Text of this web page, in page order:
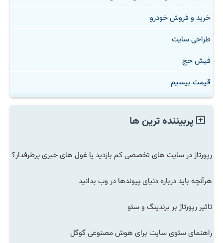
خرید و فروش خودرو
طراحی سایت
فیش حج
قیمت بیسیم
پربیننده ترین ها
رپورتاژ در سایت های تخصصی کم بازدید یا غول های خبری پرطرفدار؟
هرآنچه باید درباره دنیای پیوندها در وب بدانید
تاثیر رپورتاژ بر برندینگ و سئو
راهنمای سئوی سایت برای هوش مصنوعی گوگل